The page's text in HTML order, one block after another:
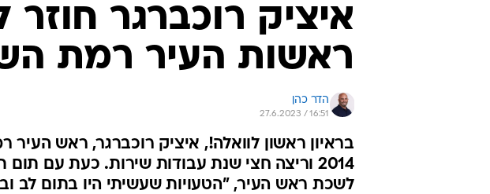
איציק רוכברגר
ראשות העיר רמת
הדר כהן
27.6.2023 / 16:51
בראיון ראשון לוואלה!, איציק רוכברגר, ראש
2014 וריצה חצי שנת עבודות שירות. כעת עם
לשכת ראש העיר, "הטעויות שעשיתי היו בתום לב